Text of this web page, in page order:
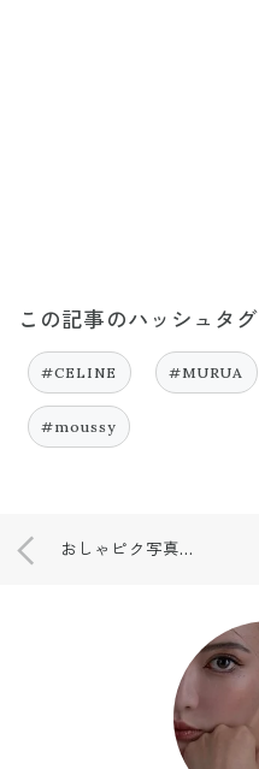
この記事のハッシュタグ
#CELINE #MURUA
#moussy
おしゃピク写真♡センス100点持ち寄りご飯♡